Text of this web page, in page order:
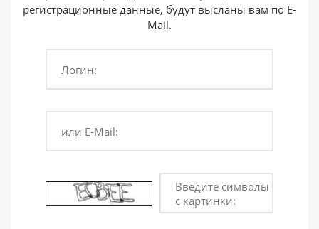
или войдите с помощью
регистрационные данные, будут высланы вам по E-
Mail.
Логин:
или E-Mail:
Введите символы
с картинки: